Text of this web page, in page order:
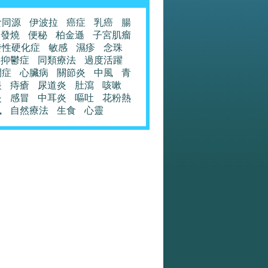
源 伊波拉 癌症 乳癌
腸
發燒
便秘 柏金遜
子宮肌瘤
硬化症
敏感 濕疹
念珠
抑鬱症
同類療法
過度活躍
心臟病 關節炎 中風
青
痔瘡 尿道炎 肚瀉
咳嗽
感冒 中耳炎 嘔吐
花粉熱
自然療法 生食 心靈